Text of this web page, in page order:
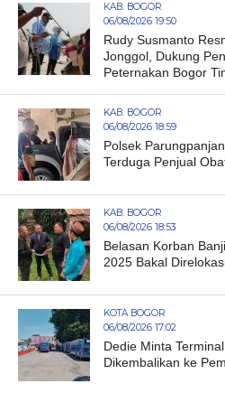
KAB. BOGOR
06/08/2026 19:50
Rudy Susmanto
Jonggol, Dukung
Peternakan Bogor
KAB. BOGOR
06/08/2026 18:59
Polsek
Terduga Penjual
KAB. BOGOR
06/08/2026 18:53
Belasan Korban
2025 Bakal
KOTA BOGOR
06/08/2026 17:02
Dedie Minta
Dikembalikan ke